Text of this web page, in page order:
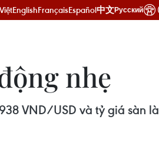
EnglishFrançaisEspañol中文Русский
nhẹ
VND/USD và tỷ giá sàn là